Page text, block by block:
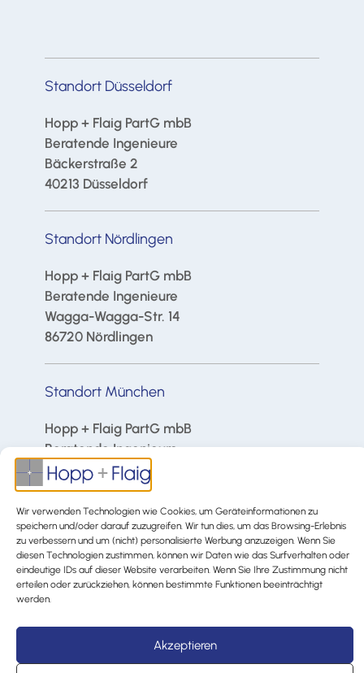
Wir verwenden Technologien wie Cookies, um Geräteinformationen zu
speichern und/oder darauf zuzugreifen. Wir tun dies, um das Browsing-Erlebnis
zu verbessern und um (nicht) personalisierte Werbung anzuzeigen. Wenn Sie
diesen Technologien zustimmen, können wir Daten wie das Surfverhalten oder
eindeutige IDs auf dieser Website verarbeiten. Wenn Sie Ihre Zustimmung nicht
erteilen oder zurückziehen, können bestimmte Funktionen beeinträchtigt
werden.
Akzeptieren
Standort Düsseldorf
Hopp + Flaig PartG mbB
Beratende Ingenieure
Bäckerstraße 2
40213 Düsseldorf
Standort Nördlingen
Hopp + Flaig PartG mbB
Beratende Ingenieure
Wagga-Wagga-Str. 14
86720 Nördlingen
Standort München
Hopp + Flaig PartG mbB
Beratende Ingenieure
Leopoldstraße 23
80802 München
Impressum
Datenschutzerklärung
Hinweisgeber